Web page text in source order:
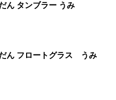
ノラネコぐんだん タンブラー うみ
ノラネコぐんだん フロートグラス うみ